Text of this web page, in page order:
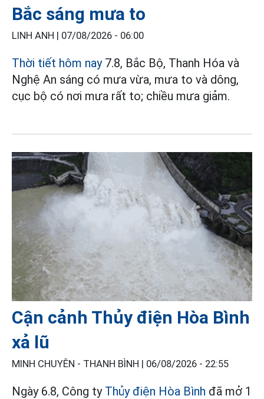
Bắc sáng mưa to
LINH ANH | 07/08/2026 - 06:00
Thời tiết hôm nay7.8, Bắc Bộ, Thanh Hóa và
Nghệ An sáng có mưa vừa, mưa to và dông,
cục bộ có nơi mưa rất to; chiều mưa giảm.
Cận cảnh Thủy điện Hòa Bình
xả lũ
MINH CHUYÊN - THANH BÌNH | 06/08/2026 - 22:55
Ngày 6.8, Công ty Thủy điện Hòa Bình đã mở 1